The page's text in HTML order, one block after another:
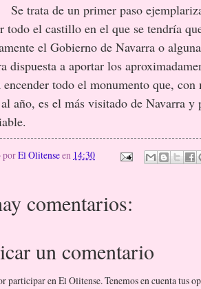
de un primer paso
todo el castillo en el que se tendría
el Gobierno de Navarra o
dispuesta a aportar los
encender todo el monumento que, con
año, es el más visitado de Navarra y
porEl Olitenseen 14:30
comentarios:
un comentario
participar en El Olitense. Tenemos en cuenta tus